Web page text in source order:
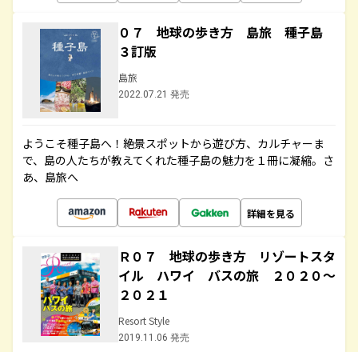
０７ 地球の歩き方 島旅 種子島
３訂版
島旅
2022.07.21 発売
ようこそ種子島へ！絶景スポットから遊び方、カルチャーま
で、島の人たちが教えてくれた種子島の魅力を１冊に凝縮。さ
あ、島旅へ
詳細を見る
Ｒ０７ 地球の歩き方 リゾートスタ
イル ハワイ バスの旅 ２０２０～
２０２１
Resort Style
2019.11.06 発売